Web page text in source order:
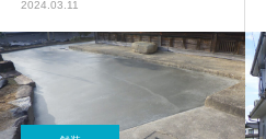
2024.03.11